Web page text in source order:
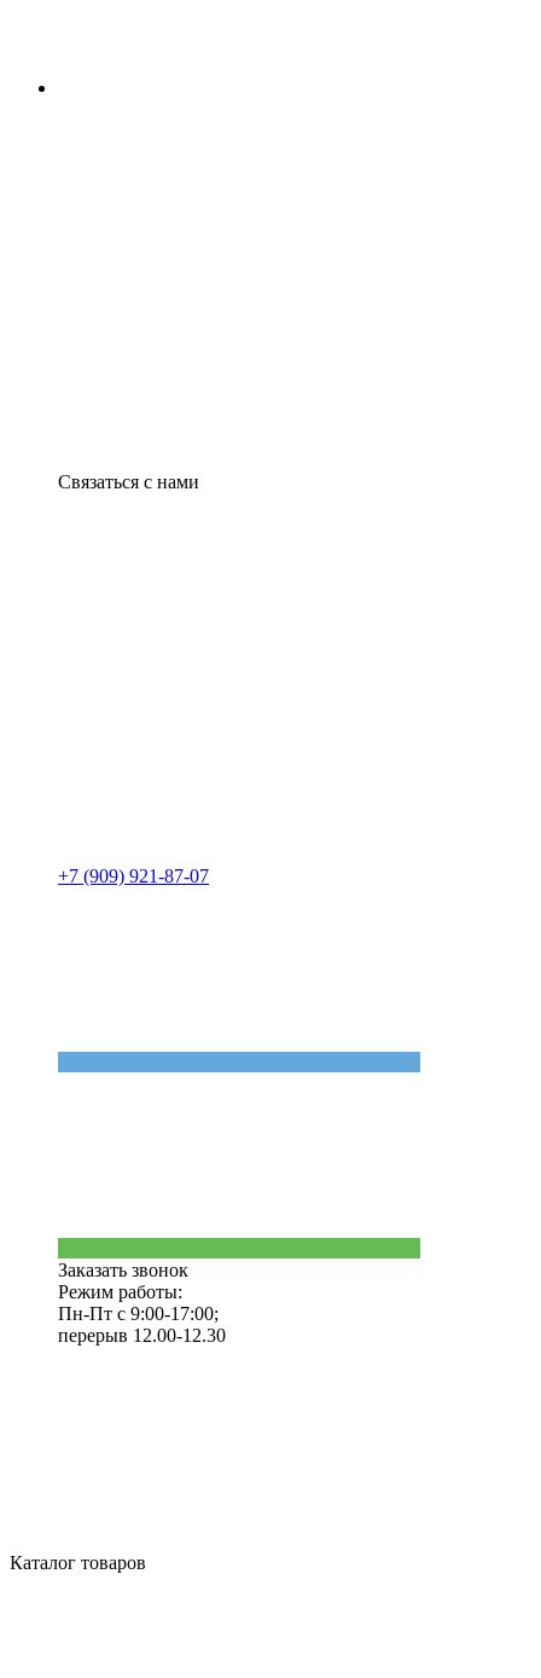
Связаться с нами
+7 (909) 921-87-07
Заказать звонок
Режим работы:
Пн-Пт с 9:00-17:00;
перерыв 12.00-12.30
Каталог товаров